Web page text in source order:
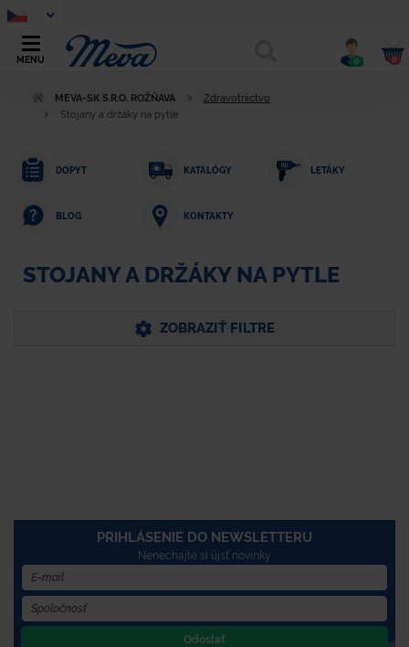
MENU 0 0
MEVA-SK S.R.O. ROŽŇAVA
Zdravotníctvo
Stojany a držáky na pytle
DOPYT KATALÓGY LETÁKY
BLOG KONTAKTY
STOJANY A DRŽÁKY NA PYTLE
ZOBRAZIŤ FILTRE
PRIHLÁSENIE DO NEWSLETTERU
Nenechajte si újsť novinky
Odoslať